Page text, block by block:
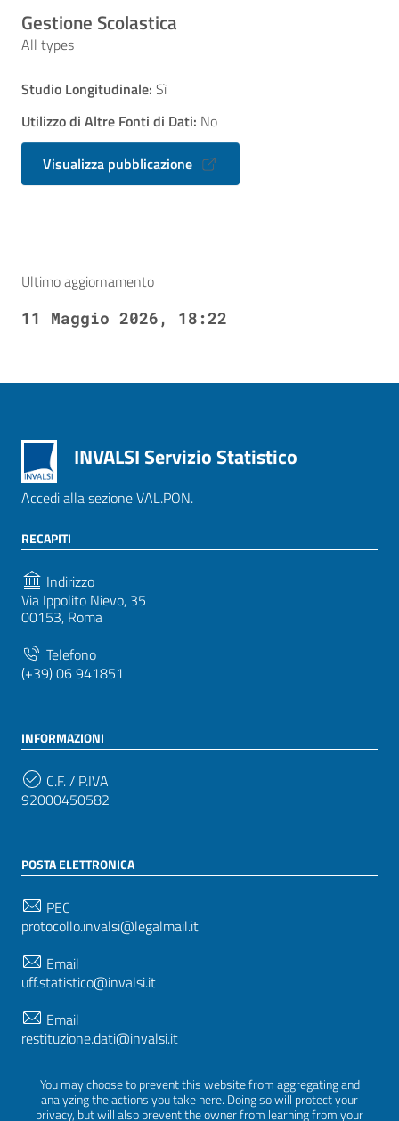
You may choose to prevent this website from aggregating and
analyzing the actions you take here. Doing so will protect your
privacy, but will also prevent the owner from learning from your
Gestione Scolastica
All types
Studio Longitudinale: Sì
Utilizzo di Altre Fonti di Dati: No
Visualizza pubblicazione
Ultimo aggiornamento
11 Maggio 2026, 18:22
INVALSI Servizio Statistico
Accedi alla sezione VAL.PON.
RECAPITI
Indirizzo
Via Ippolito Nievo, 35
00153, Roma
Telefono
(+39) 06 941851
INFORMAZIONI
C.F. / P.IVA
92000450582
POSTA ELETTRONICA
PEC
protocollo.invalsi@legalmail.it
Email
uff.statistico@invalsi.it
Email
restituzione.dati@invalsi.it
SEGUICI SU